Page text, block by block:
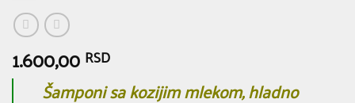
1.600,00 RSD
Šamponi sa kozijim mlekom, hladno